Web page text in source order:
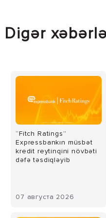
Digər
“Fitch Ratings”
Expressbankın müsbət
kredit reytinqini növbəti
dəfə təsdiqləyib
07 августа 2026